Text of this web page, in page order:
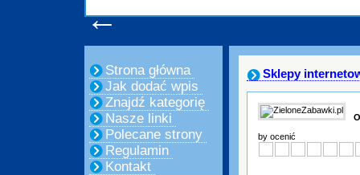
←
Strona główna
Jak dodać wpis
Znajdź kategorię
Nasze linki
Polecane strony
Regulamin
Kontakt
Sklepy
by ocenić